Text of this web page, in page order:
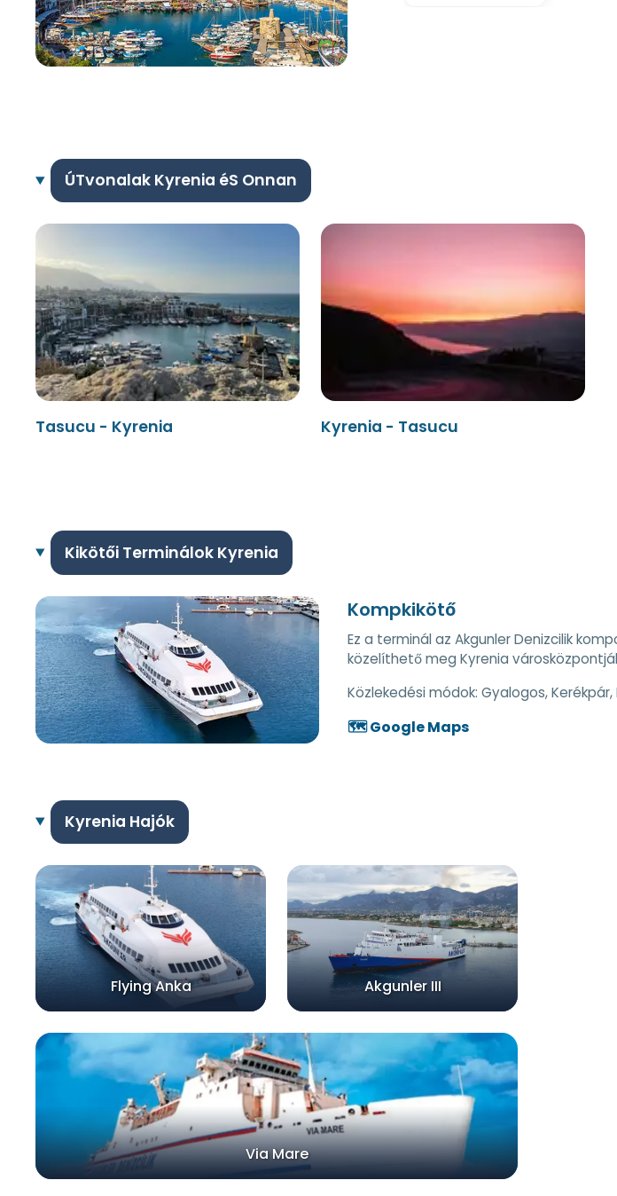
ÚTvonalak Kyrenia éS Onnan
Tasucu - Kyrenia Kyrenia - Tasucu
Kikötői Terminálok Kyrenia
Kompkikötő
Ez a terminál az Akgunler Denizcilik
közelíthető meg Kyrenia
Közlekedési módok: Gyalogos,
🗺️ Google Maps
Kyrenia Hajók
Flying Anka Akgunler III
Via Mare